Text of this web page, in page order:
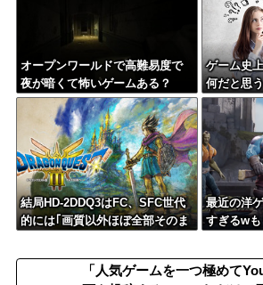
オープンワールドで高難易度で
夜が暗くて怖いゲームある？
ゲーム史
何だと思
結局HD-2DDQ3はFC、SFC世代
的には｢画質以外ほぼ全部そのま
最近の洋
すぎるw
「人気ゲームを一つ極めて